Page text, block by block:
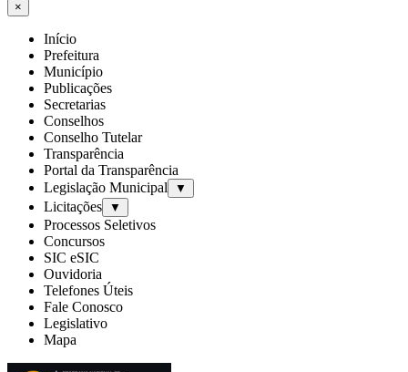
×
Início
Prefeitura
Município
Publicações
Secretarias
Conselhos
Conselho Tutelar
Transparência
Portal da Transparência
Legislação Municipal
▼
Licitações ▼
Processos Seletivos
Concursos
SIC eSIC
Ouvidoria
Telefones Úteis
Fale Conosco
Legislativo
Mapa